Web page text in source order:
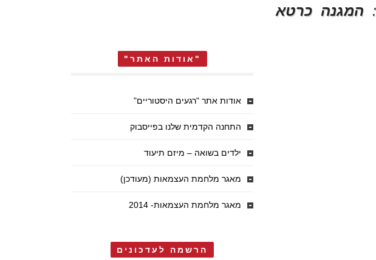
המגנה כרטא
"אודות האתר"
אודות אתר "רגעים היסטוריים"
התחנה הקדמית שלנו בפייסבוק
ילדים בשואה – מיזם תיעוד
מאגר מלחמת העצמאות (מעודכן)
מאגר מלחמת העצמאות- 2014
הרשמה לעדכונים